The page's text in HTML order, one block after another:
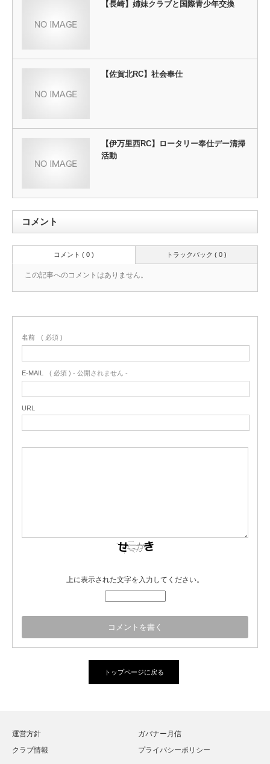
【長崎】姉妹クラブと国際青少年交換
【佐賀北RC】社会奉仕
【伊万里西RC】ロータリー奉仕デー清掃
活動
コメント
トラックバック ( 0 )
コメント ( 0 )
この記事へのコメントはありません。
名前 ( 必須 )
E-MAIL ( 必須 ) - 公開されません -
URL
上に表示された文字を入力してください。
トップページに戻る
運営方針
ガバナー月信
クラブ情報
プライバシーポリシー